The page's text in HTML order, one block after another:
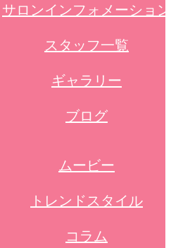
サロンインフォメーション
スタッフ一覧
ギャラリー
ブログ
ムービー
トレンドスタイル
コラム